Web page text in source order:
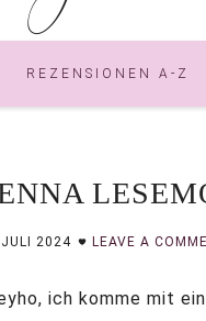
REZENSIONEN A-Z
2024 LEAVE A
ich komme mit